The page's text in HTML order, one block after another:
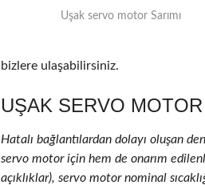
Uşak servo motor Sarımı
bizlere ulaşabilirsiniz.
UŞAK SERVO
Hatalı bağlantılardan dolayı oluşan
servo motor için hem de onarım
açıklıklar), servo motor nominal